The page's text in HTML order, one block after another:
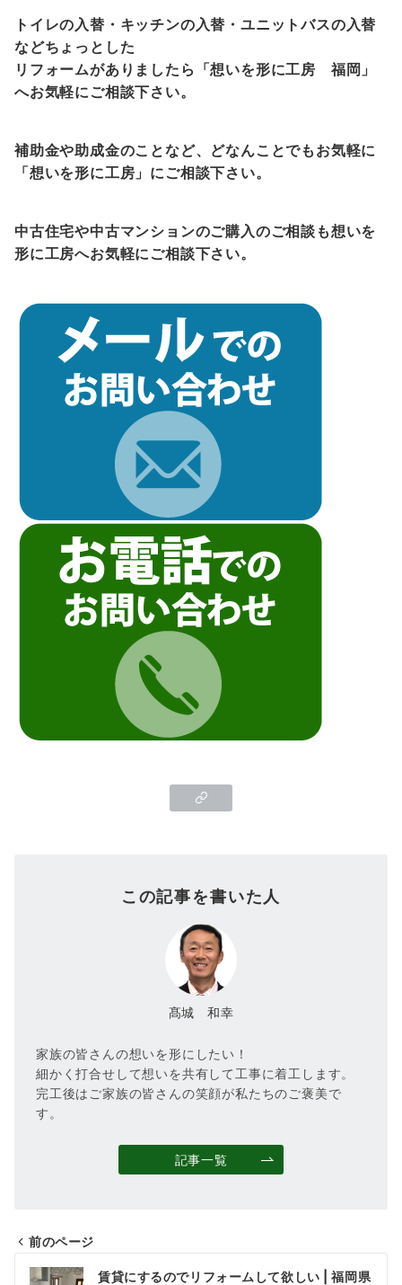
トイレの入替・キッチンの入替・ユニットバスの入替
などちょっとした
リフォームがありましたら「想いを形に工房 福岡」
へお気軽にご相談下さい。
補助金や助成金のことなど、どなんことでもお気軽に
「想いを形に工房」にご相談下さい。
中古住宅や中古マンションのご購入のご相談も想いを
形に工房へお気軽にご相談下さい。
この記事を書いた人
髙城 和幸
家族の皆さんの想いを形にしたい！
細かく打合せして想いを共有して工事に着工します。
完工後はご家族の皆さんの笑顔が私たちのご褒美で
す。
記事一覧
投
前のページ
賃貸にするのでリフォームして欲しい | 福岡県